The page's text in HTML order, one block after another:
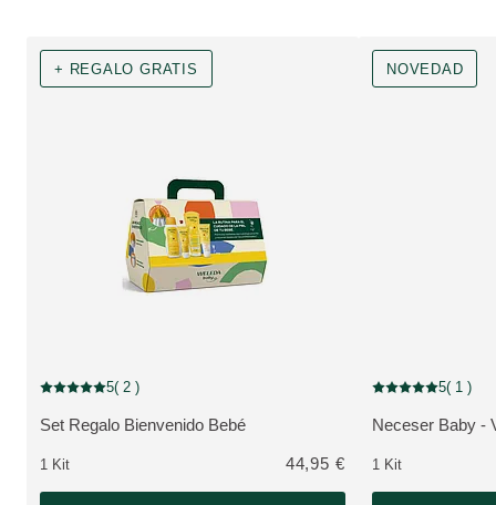
+ REGALO GRATIS
+ REGALO GRATIS
VER PRODUCTO:
Set Regalo Bienvenido Bebé
Puntuación: 5 / 5 estrellas 2 valoraciones de usuarios
5( 2 )
1 Kit 44,95 €
NOVEDAD
NOVEDAD
VER
Neceser Baby -
Puntuación: 5 / 5
5( 1 )
1 Kit